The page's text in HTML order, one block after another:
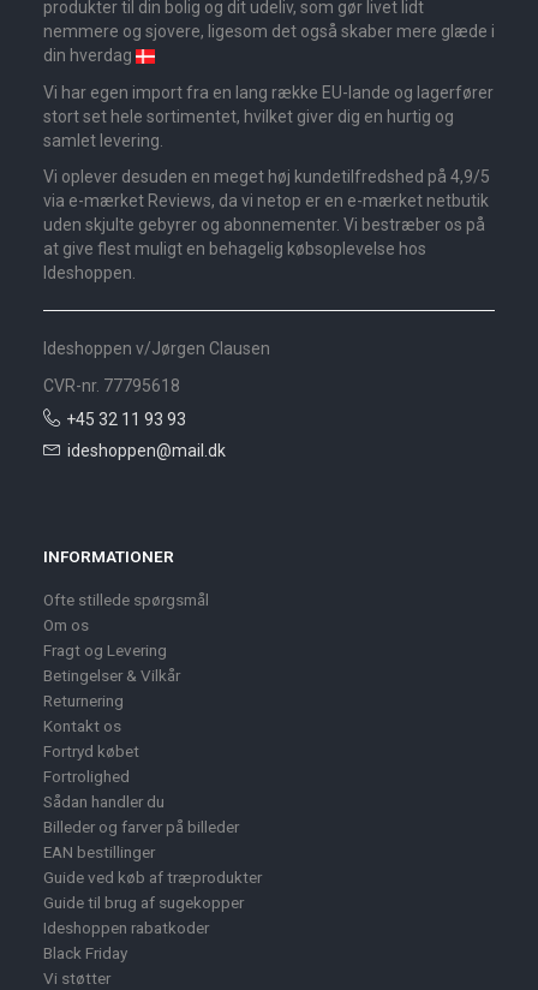
produkter til din bolig og dit udeliv, som gør livet lidt
nemmere og sjovere, ligesom det også skaber mere glæde i
din hverdag
Vi har egen import fra en lang række EU-lande og lagerfører
stort set hele sortimentet, hvilket giver dig en hurtig og
samlet levering.
Vi oplever desuden en meget høj kundetilfredshed på 4,9/5
via e-mærket Reviews, da vi netop er en e-mærket netbutik
uden skjulte gebyrer og abonnementer. Vi bestræber os på
at give flest muligt en behagelig købsoplevelse hos
Ideshoppen.
Ideshoppen v/Jørgen Clausen
CVR-nr. 77795618
+45 32 11 93 93
ideshoppen@mail.dk
INFORMATIONER
Ofte stillede spørgsmål
Om os
Fragt og Levering
Betingelser & Vilkår
Returnering
Kontakt os
Fortryd købet
Fortrolighed
Sådan handler du
Billeder og farver på billeder
EAN bestillinger
Guide ved køb af træprodukter
Guide til brug af sugekopper
Ideshoppen rabatkoder
Black Friday
Vi støtter